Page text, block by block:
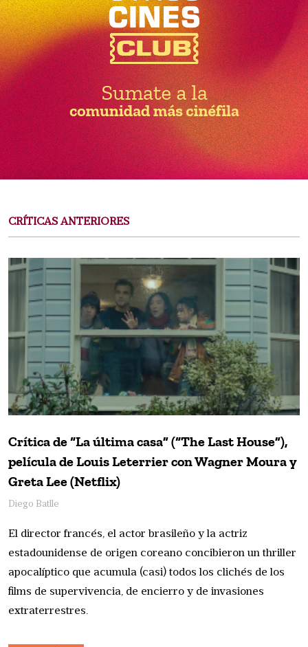
CRÍTICAS ANTERIORES
Crítica de “La última casa” (“The Last House”),
película de Louis Leterrier con Wagner Moura y
Greta Lee (Netflix)
Diego Batlle
El director francés, el actor brasileño y la actriz
estadounidense de origen coreano concibieron un thriller
apocalíptico que acumula (casi) todos los clichés de los
films de supervivencia, de encierro y de invasiones
extraterrestres.